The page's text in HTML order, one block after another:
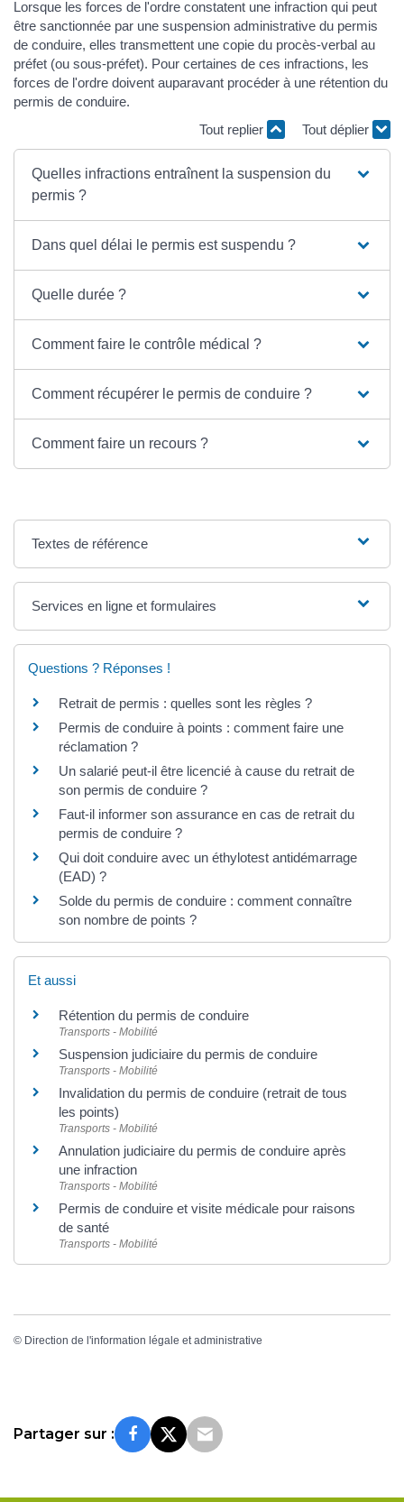
Lorsque les forces de l'ordre constatent une infraction qui peut
être sanctionnée par une suspension administrative du permis
de conduire, elles transmettent une copie du procès-verbal au
préfet (ou sous-préfet). Pour certaines de ces infractions, les
forces de l'ordre doivent auparavant procéder à une rétention du
permis de conduire.
Tout replier
Tout déplier
Quelles infractions entraînent la suspension du
permis ?
Dans quel délai le permis est suspendu ?
Quelle durée ?
Comment faire le contrôle médical ?
Comment récupérer le permis de conduire ?
Comment faire un recours ?
Textes de référence
Services en ligne et formulaires
Questions ? Réponses !
Retrait de permis : quelles sont les règles ?
Permis de conduire à points : comment faire une
réclamation ?
Un salarié peut-il être licencié à cause du retrait de
son permis de conduire ?
Faut-il informer son assurance en cas de retrait du
permis de conduire ?
Qui doit conduire avec un éthylotest antidémarrage
(EAD) ?
Solde du permis de conduire : comment connaître
son nombre de points ?
Et aussi
Rétention du permis de conduire
Transports - Mobilité
Suspension judiciaire du permis de conduire
Transports - Mobilité
Invalidation du permis de conduire (retrait de tous
les points)
Transports - Mobilité
Annulation judiciaire du permis de conduire après
une infraction
Transports - Mobilité
Permis de conduire et visite médicale pour raisons
de santé
Transports - Mobilité
© Direction de l'information légale et administrative
Partager sur :